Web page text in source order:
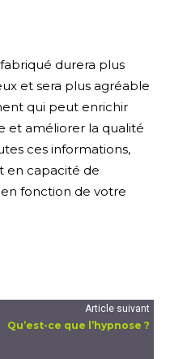
durera plus
et sera plus agréable
qui peut enrichir
et améliorer la qualité
ces informations,
en capacité de
fonction de votre
Article suivant
Qu’est-ce que l’hypnose ?